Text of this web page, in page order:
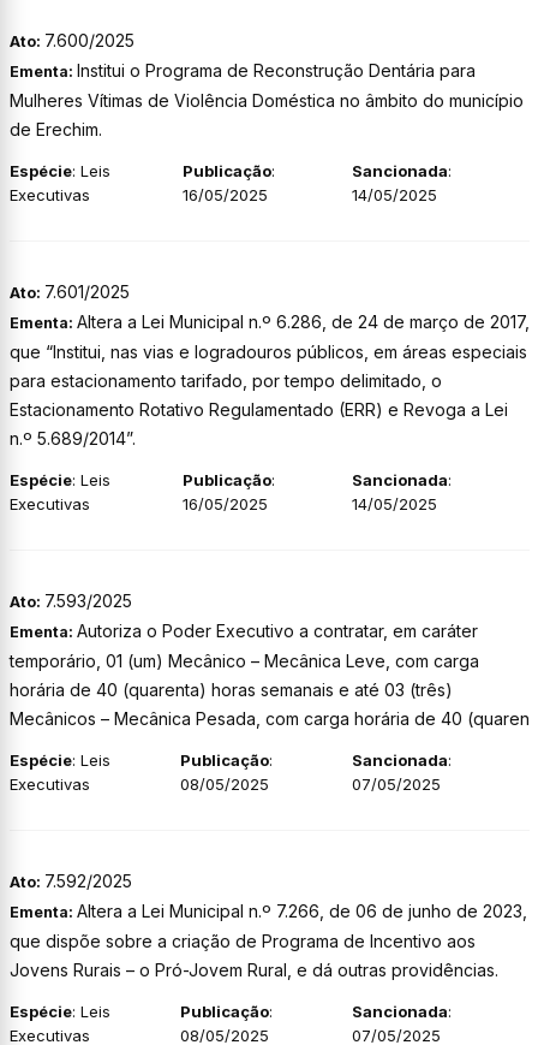
Ato: 7.600/2025
Ementa: Institui o Programa de Reconstrução Dentária para
Mulheres Vítimas de Violência Doméstica no âmbito do município
de Erechim.
Espécie: Leis
Executivas
Publicação:
16/05/2025
Sancionada:
14/05/2025
Ato: 7.601/2025
Ementa: Altera a Lei Municipal n.º 6.286, de 24 de março de 2017,
que “Institui, nas vias e logradouros públicos, em áreas especiais
para estacionamento tarifado, por tempo delimitado, o
Estacionamento Rotativo Regulamentado (ERR) e Revoga a Lei
n.º 5.689/2014”.
Espécie: Leis
Executivas
Publicação:
16/05/2025
Sancionada:
14/05/2025
Ato: 7.593/2025
Ementa: Autoriza o Poder Executivo a contratar, em caráter
temporário, 01 (um) Mecânico – Mecânica Leve, com carga
horária de 40 (quarenta) horas semanais e até 03 (três)
Mecânicos – Mecânica Pesada, com carga horária de 40 (quaren
Espécie: Leis
Executivas
Publicação:
08/05/2025
Sancionada:
07/05/2025
Ato: 7.592/2025
Ementa: Altera a Lei Municipal n.º 7.266, de 06 de junho de 2023,
que dispõe sobre a criação de Programa de Incentivo aos
Jovens Rurais – o Pró-Jovem Rural, e dá outras providências.
Espécie: Leis
Executivas
Publicação:
08/05/2025
Sancionada:
07/05/2025